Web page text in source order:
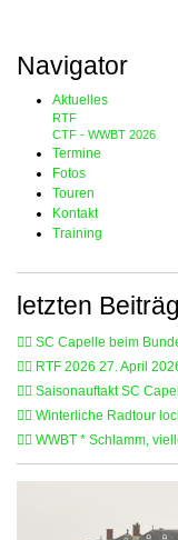
Navigator
Aktuelles
RTF
CTF - WWBT 2026
Termine
Fotos
Touren
Kontakt
Training
letzten
🚴‍♂️ SC Capelle beim
🚴‍♂️ RTF 2026 27. April
🚴‍♂️ Saisonauftakt SC
🚴‍♂️ Winterliche Radtour
🚴‍♂️ WWBT * Schlamm,